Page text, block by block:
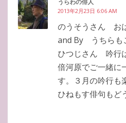
うらわの俳人
2013年2月23日 6:06 AM
のうそうさん お
and By うちらも
ひつじさん 吟行
倍河原でご一緒に
す。３月の吟行も
ひねもす俳句もど